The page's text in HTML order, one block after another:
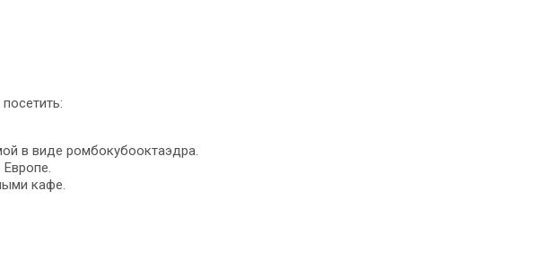
в виде ромбокубооктаэдра.
кафе.